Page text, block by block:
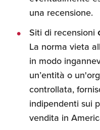
una recensione.
Siti di recensioni
La norma vieta
in modo
un’entità o
controllata,
indipendenti sui
vendita in